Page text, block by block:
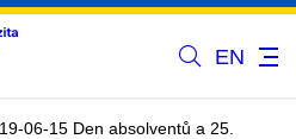
EN
06-15 Den absolventů a 25.